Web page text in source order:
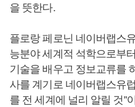
을 뜻한다.
플로랑 페로닌 네이버랩스
능분야 세계적 석학으로부
기술을 배우고 정보교류를
사를 계기로 네이버랩스유
를 전 세계에 널리 알릴 것”